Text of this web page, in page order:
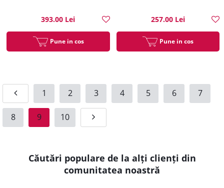
393.00 Lei
Pune in cos
257.00 Lei
Pune in cos
1 2 3 4 5 6 7
8 9 10
Căutări populare de la alți clienți din
comunitatea noastră